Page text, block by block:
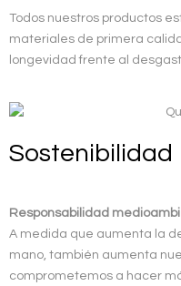
Todos nuestros productos
materiales de primera
longevidad frente al
Sostenibilidad
Responsabilidad
A medida que aumenta la
mano, también aumenta
comprometemos a hacer